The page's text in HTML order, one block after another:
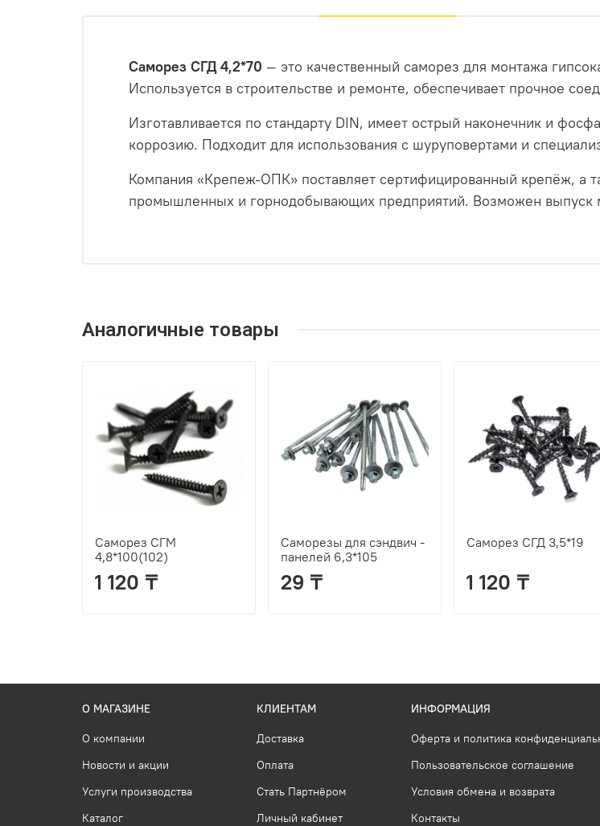
Саморез СГД 4,2*70 — это качественный саморез для монтажа
Используется в строительстве и ремонте, обеспечивает прочное
Изготавливается по стандарту DIN, имеет острый наконечник и
коррозию. Подходит для использования с шуруповертами и
Компания «Крепеж-ОПК» поставляет сертифицированный крепёж, а
промышленных и горнодобывающих предприятий. Возможен выпуск
Аналогичные товары
Саморез СГМ
4,8*100(102)
1 120 ₸
Саморезы для сэндвич -
панелей 6,3*105
29 ₸
Саморез СГД 3,5*19
1 120 ₸
О МАГАЗИНЕ
О компании
Новости и акции
Услуги производства
Каталог
КЛИЕНТАМ
Доставка
Оплата
Стать Партнёром
Личный кабинет
ИНФОРМАЦИЯ
Оферта и политика
Пользовательское соглашение
Условия обмена и возврата
Контакты